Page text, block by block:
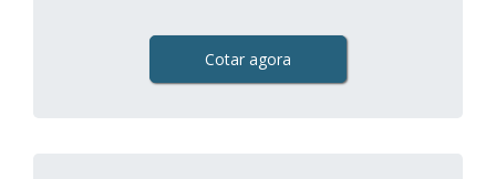
Cotar agora